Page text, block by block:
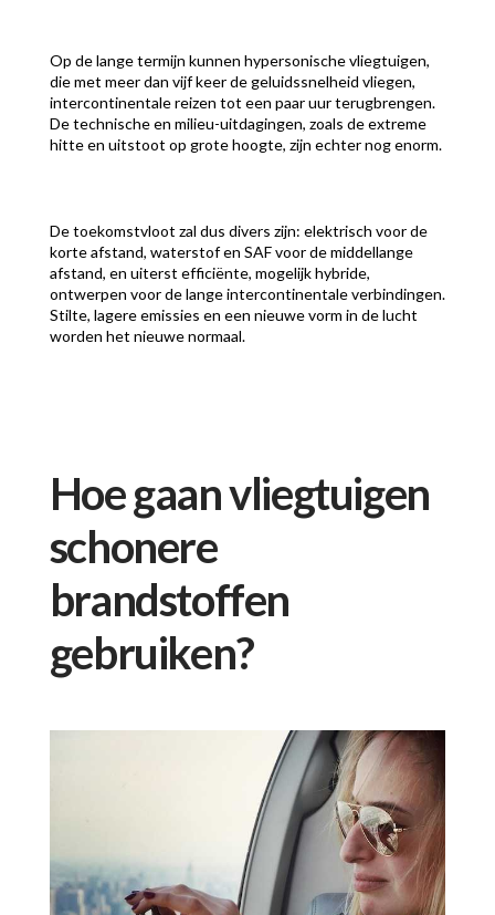
Op de lange termijn kunnen hypersonische vliegtuigen,
die met meer dan vijf keer de geluidssnelheid vliegen,
intercontinentale reizen tot een paar uur terugbrengen.
De technische en milieu-uitdagingen, zoals de extreme
hitte en uitstoot op grote hoogte, zijn echter nog enorm.
De toekomstvloot zal dus divers zijn: elektrisch voor de
korte afstand, waterstof en SAF voor de middellange
afstand, en uiterst efficiënte, mogelijk hybride,
ontwerpen voor de lange intercontinentale verbindingen.
Stilte, lagere emissies en een nieuwe vorm in de lucht
worden het nieuwe normaal.
Hoe gaan vliegtuigen
schonere
brandstoffen
gebruiken?